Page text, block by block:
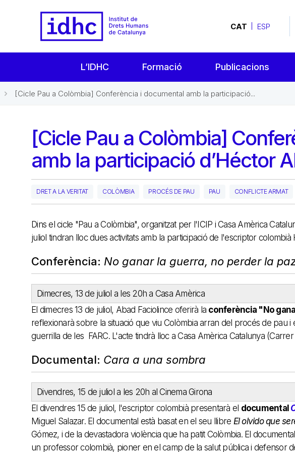
CAT ESP
L’IDHC Formació Publicacions
[Cicle Pau a Colòmbia] Conferència i documental amb la participació...
[Cicle Pau a Colòmbia]
amb la participació d’Héctor
DRET A LA VERITAT COLÒMBIA PROCÉS DE PAU PAU CONFLICTE ARMAT
Dins el cicle "Pau a Colòmbia", organitzat per l'ICIP i Casa Amèrica
juliol tindran lloc dues activitats amb la participació de l'escriptor
Conferència: No ganar la guerra, no perder la
Dimecres, 13 de juliol a les 20h a Casa Amèrica
El dimecres 13 de juliol, Abad Faciolince oferirà la conferència "No
reflexionarà sobre la situació que viu Colòmbia arran del procés de pau
guerrilla de les FARC. L'acte tindrà lloc a Casa Amèrica Catalunya
Documental: Cara a una sombra
Divendres, 15 de juliol a les 20h al Cinema Girona
El divendres 15 de juliol, l'escriptor colombià presentarà el documental
Miguel Salazar. El documental està basat en el seu llibre El olvido que
Gómez, i de la devastadora violència que ha patit Colòmbia. El
un professor colombià, pioner en el camp de la salut pública i defensor